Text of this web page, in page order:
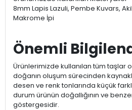
8mm Lapis Lazuli, Pembe Kuvars,
Makrome İpi
Önemli
Ürünlerimizde kullanılan tüm taşlar
doğanın oluşum sürecinden
desen ve renk tonlarında küçük
durum ürünün doğallığının ve
göstergesidir.